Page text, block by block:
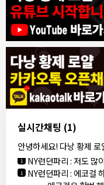
실시간채팅 (1)
안녕하세요! 다낭 황제
8/4/2026
1 모기한테물림:여기도
1 모기한테물림:정찰가
1 결혼안해:ㄹㅇ 팩트 ㅋ
결혼안해:ㄹㅇ 팩트
8/5/2026
NY런던파리 :다낭 에
1 3군:에코걸 좀 조심
1 NY런던파리:저도 많
1 NY런던파리: 에코걸